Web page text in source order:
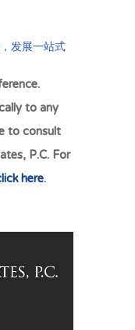
发展一站式
to any
to consult
P.C. For
here.